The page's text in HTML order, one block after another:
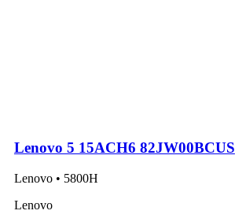
Lenovo 5 15ACH6 82JW00BCUS
Lenovo • 5800H
Lenovo